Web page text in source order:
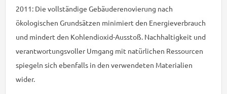
2011: Die vollständige Gebäuderenovierung nach
ökologischen Grundsätzen minimiert den Energieverbrauch
und mindert den Kohlendioxid-Ausstoß. Nachhaltigkeit und
verantwortungsvoller Umgang mit natürlichen Ressourcen
spiegeln sich ebenfalls in den verwendeten Materialien
wider.